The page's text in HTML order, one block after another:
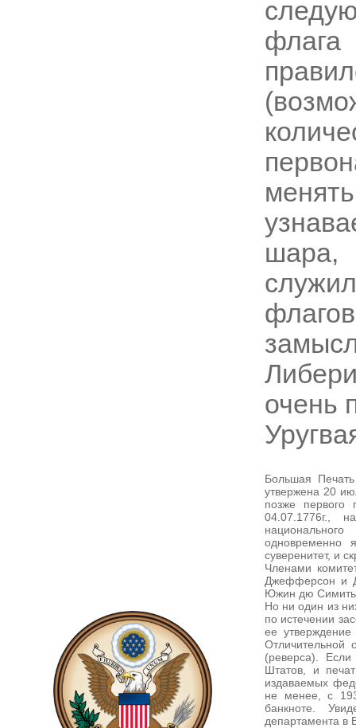
шара,
очень
Большая
утвержена 20
позже первого
04.07.1776г.,
одновременно
суверенитет, и
Членами
Джефферсон и
Южин дю
Но ни один из
по истечении
ее
Отличительной
(реверса).
Штатов, и
издаваемых
не менее, с
банкноте.
департамента в